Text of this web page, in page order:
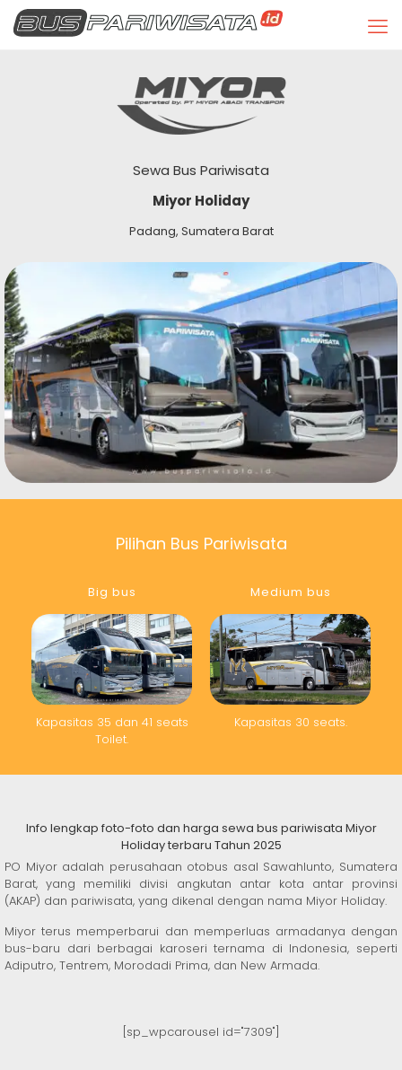
Sewa Bus Pariwisata
Miyor Holiday
Padang, Sumatera Barat
Pilihan Bus Pariwisata
Big bus
Kapasitas 35 dan 41 seats
Toilet.
Medium bus
Kapasitas 30 seats.
Info lengkap foto-foto dan harga sewa bus pariwisata Miyor
Holiday terbaru Tahun 2025
PO Miyor adalah perusahaan otobus asal Sawahlunto, Sumatera
Barat, yang memiliki divisi angkutan antar kota antar provinsi
(AKAP) dan pariwisata, yang dikenal dengan nama Miyor Holiday.
Miyor terus memperbarui dan memperluas armadanya dengan
bus-baru dari berbagai karoseri ternama di Indonesia, seperti
Adiputro, Tentrem, Morodadi Prima, dan New Armada.
[sp_wpcarousel id="7309"]